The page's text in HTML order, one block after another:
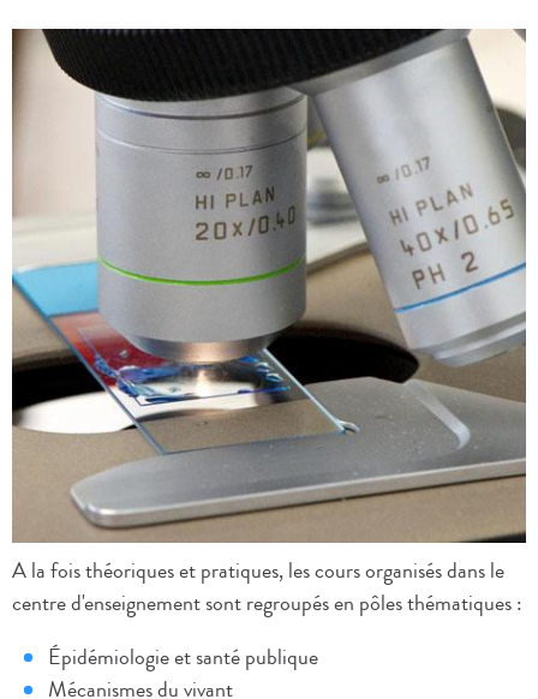
A la fois théoriques et pratiques, les cours organisés dans le
centre d'enseignement sont regroupés en pôles thématiques :
Épidémiologie et santé publique
Mécanismes du vivant